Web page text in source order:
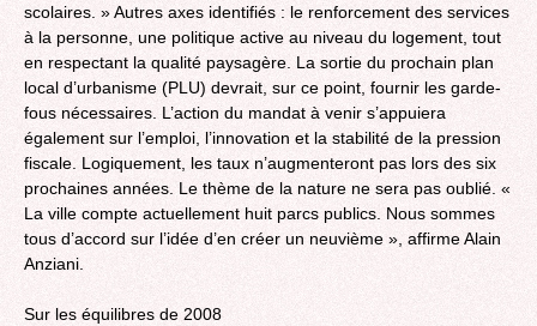
scolaires. » Autres axes identifiés : le renforcement des services
à la personne, une politique active au niveau du logement, tout
en respectant la qualité paysagère. La sortie du prochain plan
local d’urbanisme (PLU) devrait, sur ce point, fournir les garde-
fous nécessaires. L’action du mandat à venir s’appuiera
également sur l’emploi, l’innovation et la stabilité de la pression
fiscale. Logiquement, les taux n’augmenteront pas lors des six
prochaines années. Le thème de la nature ne sera pas oublié. «
La ville compte actuellement huit parcs publics. Nous sommes
tous d’accord sur l’idée d’en créer un neuvième », affirme Alain
Anziani.
Sur les équilibres de 2008